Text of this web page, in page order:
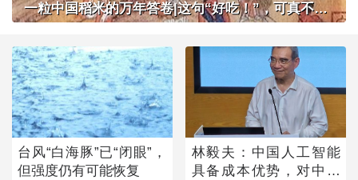
一粒中国稻米的万年答卷|这句“好吃！”，可真不简单
台风“白海豚”已“闭眼”，
但强度仍有可能恢复
林毅夫：中国人工智能
具备成本优势，对中国